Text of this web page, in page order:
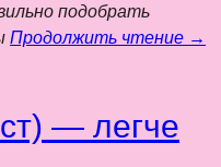
подобрать
Продолжить чтение →
— легче